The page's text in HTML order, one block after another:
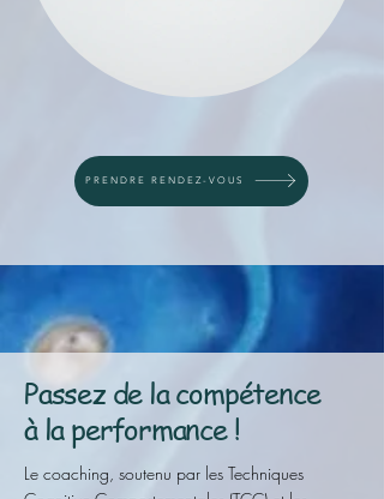
PRENDRE RENDEZ-VOUS
Passez de la compétence
à la performance !
Le coaching, soutenu par les Techniques